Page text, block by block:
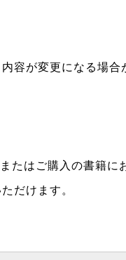
容が変更になる場合
たはご購入の書籍に
だけます。